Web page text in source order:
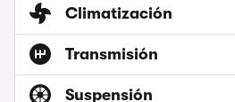
Climatización
Transmisión
Suspensión